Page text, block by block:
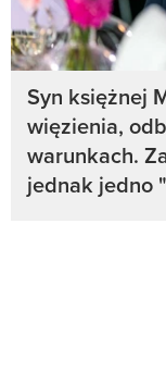
Syn księżnej
więzienia,
warunkach.
jednak jedno